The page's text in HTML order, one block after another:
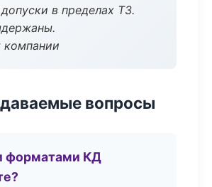
в пределах ТЗ.
вопросы
форматами КД